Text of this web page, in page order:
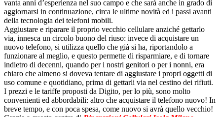
vanta anni d’esperienza nel suo campo e che sarà anche in grado di
aggiornarsi in continuazione, circa le ultime novità ed i passi avanti
della tecnologia dei telefoni mobili.
Aggiustare e riparare il proprio vecchio cellulare anziché gettarlo
via, innesca un circolo buono del riuso: invece di acquistare un
nuovo telefono, si utilizza quello che già si ha, riportandolo a
funzionare al meglio, e questo permette di risparmiare, e di tornare
indietro di decenni, quando per i nostri genitori o per i nonni, era
chiaro che almeno si doveva tentare di aggiustare i propri oggetti di
uso comune e quotidiano, prima di gettarli via nel cestino dei rifiuti.
I prezzi e le tariffe proposti da Digito, per lo più, sono molto
convenienti ed abbordabili: altro che acquistare il telefono nuovo! In
breve tempo, e con poca spesa, come nuovo si avrà quello vecchio!